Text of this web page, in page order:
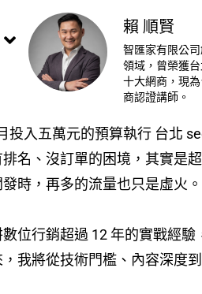
賴 順賢
智匯家有限公
領域，曾榮獲
十大網商，現
商認證講師。
入五萬元的預算執行 台北
名、沒訂單的困境，其實是
時，再多的流量也只是虛火。
位行銷超過 12 年的實戰經驗
我將從技術門檻、內容深度